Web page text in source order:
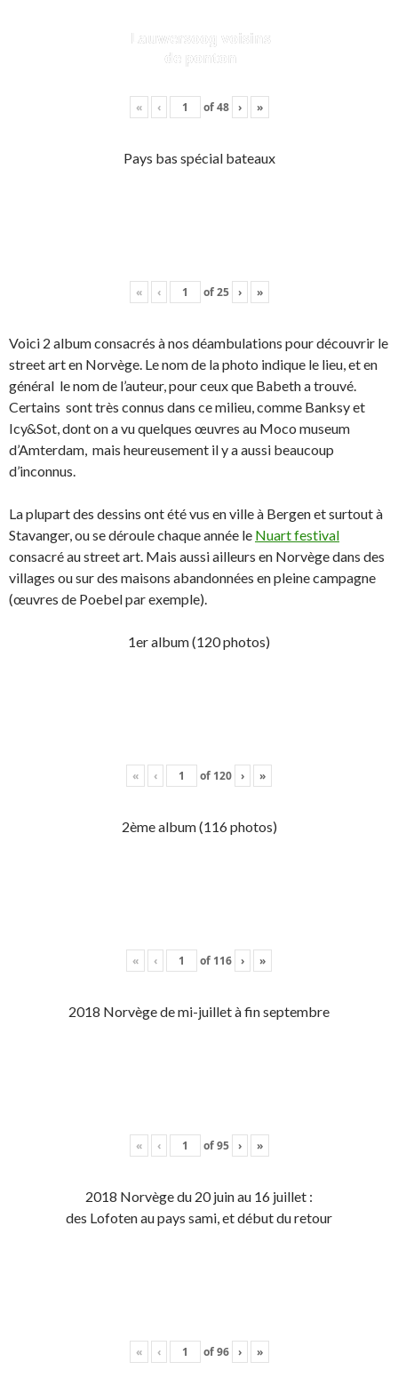
Lauwersoog voisins
de ponton
« ‹ of48 › »
Pays bas spécial bateaux
« ‹ of25 › »
Voici 2 album consacrés à nos déambulations pour découvrir le
street art en Norvège. Le nom de la photo indique le lieu, et en
général le nom de l’auteur, pour ceux que Babeth a trouvé.
Certains sont très connus dans ce milieu, comme Banksy et
Icy&Sot, dont on a vu quelques œuvres au Moco museum
d’Amterdam, mais heureusement il y a aussi beaucoup
d’inconnus.
La plupart des dessins ont été vus en ville à Bergen et surtout à
Stavanger, ou se déroule chaque année le Nuart festival
consacré au street art. Mais aussi ailleurs en Norvège dans des
villages ou sur des maisons abandonnées en pleine campagne
(œuvres de Poebel par exemple).
1er album (120 photos)
« ‹ of 120 › »
2ème album (116 photos)
« ‹ of 116 › »
2018 Norvège de mi-juillet à fin septembre
« ‹ of95 › »
2018 Norvège du 20 juin au 16 juillet :
des Lofoten au pays sami, et début du retour
« ‹ of96 › »